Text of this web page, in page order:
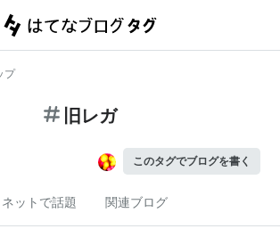
プ
旧レガ
このタグでブログを書く
ネットで話題 関連ブログ